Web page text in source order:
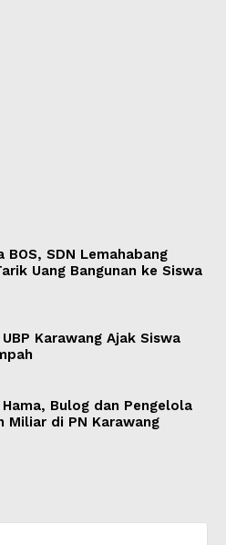
SDN Lemahabang
Uang Bangunan ke Siswa
Karawang Ajak Siswa
Bulog dan Pengelola
Miliar di PN Karawang